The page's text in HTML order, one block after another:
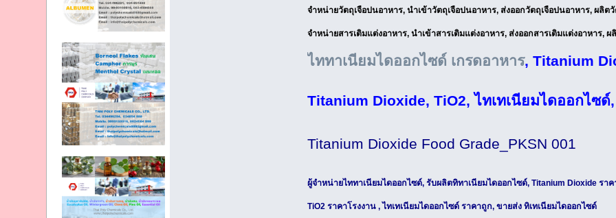
จำหน่ายวัตถุเจือปนอาหาร, นำเข้าวัตถุเจือปนอาหาร, ส่งออกวัตถุเจือปนอาหาร, ผลิต
จำหน่ายสารเติมแต่งอาหาร, นำเข้าสารเติมแต่งอาหาร, ส่งออกสารเติมแต่งอาหาร, ผ
ไททาเนียมไดออกไซด์ เกรดอาหาร, Titanium
Titanium Dioxide, TiO2, ไทเทเนียมไดออกไซ
Titanium Dioxide Food Grade_PKSN 001
ผู้จำหน่ายไททาเนียมไดออกไซด์, รับผลิตทิทาเนียมไดออกไซด์, Titanium Dioxide ราค
TiO2 ราคาโรงงาน , ไทเทเนียมไดออกไซด์ ราคาถูก, ขายส่ง ทิเทเนียมไดออกไซด์